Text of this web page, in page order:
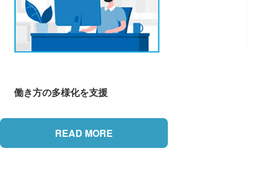
働き方の多様化を支援
READ MORE